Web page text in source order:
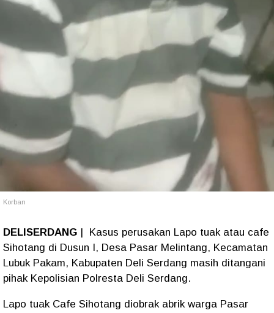
Korban
DELISERDANG | Kasus perusakan Lapo tuak atau cafe
Sihotang di Dusun I, Desa Pasar Melintang, Kecamatan
Lubuk Pakam, Kabupaten Deli Serdang masih ditangani
pihak Kepolisian Polresta Deli Serdang.
Lapo tuak Cafe Sihotang diobrak abrik warga Pasar